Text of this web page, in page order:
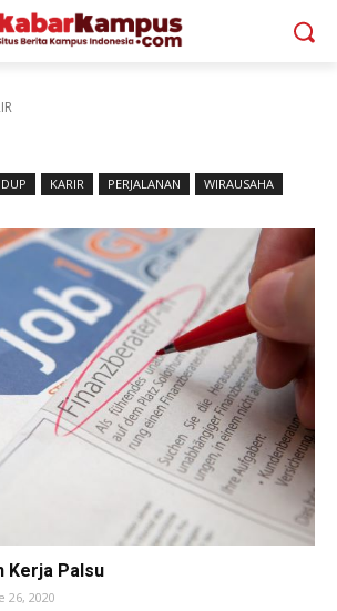
KARIR PERJALANAN WIRAUSAHA
Kerja Palsu
26, 2020